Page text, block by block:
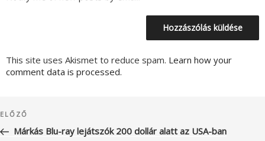
This site uses Akismet to reduce spam. Learn how your
comment data is processed.
navigáció
Korábbi
bejegyzés
ELŐZŐ
Márkás Blu-ray lejátszók 200 dollár alatt az USA-ban